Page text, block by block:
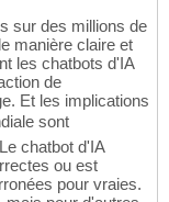
sur des millions de
manière claire et
les chatbots d'IA
de
Et les implications
sont
chatbot d'IA
ou est
pour vraies.